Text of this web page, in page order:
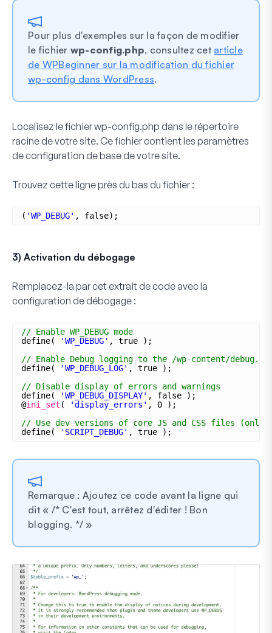
Pour plus d'exemples sur la façon de modifier
le fichier wp-config.php, consultez cet article
de WPBeginner sur la modification du fichier
wp-config dans WordPress.
Localisez le fichier wp-config.php dans le répertoire
racine de votre site. Ce fichier contient les paramètres
de configuration de base de votre site.
Trouvez cette ligne près du bas du fichier :
( 'WP_DEBUG' , false);
3) Activation du débogage
Remplacez-la par cet extrait de code avec la
configuration de débogage :
// Enable WP_DEBUG mode
define(
'WP_DEBUG' , true );
// Enable Debug logging to the /wp-content/
define(
'WP_DEBUG_LOG' , true );
// Disable display of errors and warnings
define(
'WP_DEBUG_DISPLAY' , false );
@ini_set ( 'display_errors' , 0 );
// Use dev versions of core JS and CSS files
define(
'SCRIPT_DEBUG' , true );
Remarque : Ajoutez ce code avant la ligne qui
dit « /* C'est tout, arrêtez d'éditer ! Bon
blogging. */ »